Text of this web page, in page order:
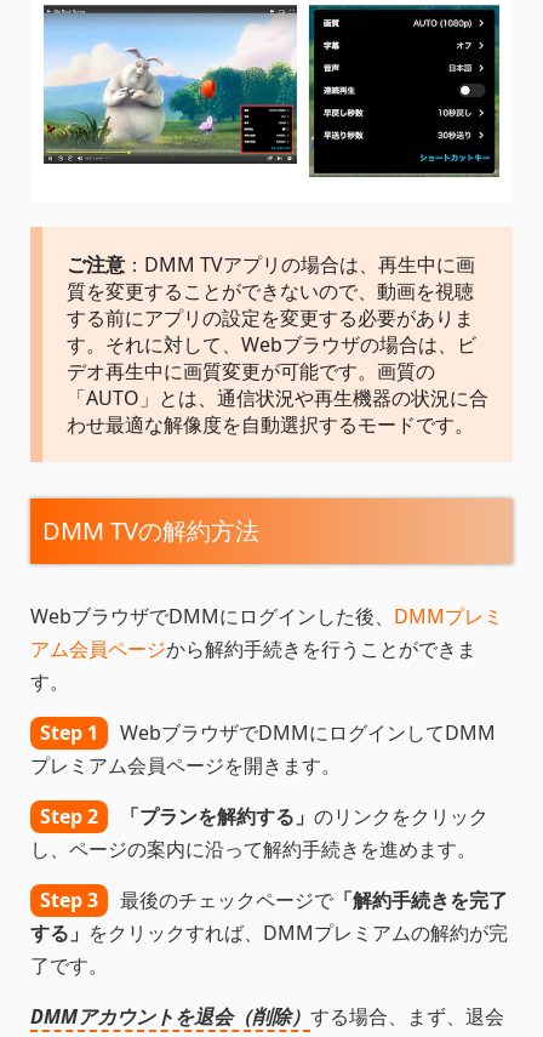
ご注意 ：DMM TVアプリの場合は、再生中に画
質を変更することができないので、動画を視聴
する前にアプリの設定を変更する必要がありま
す。それに対して、Webブラウザの場合は、ビ
デオ再生中に画質変更が可能です。画質の
「AUTO」とは、通信状況や再生機器の状況に合
わせ最適な解像度を自動選択するモードです。
DMM TVの解約方法
WebブラウザでDMMにログインした後、 DMMプレミ
アム会員ページから解約手続きを行うことができま
す。
Step 1
WebブラウザでDMMにログインしてDMM
プレミアム会員ページを開きます。
Step 2
「プランを解約する」 のリンクをクリック
し、ページの案内に沿って解約手続きを進めます。
Step 3
最後のチェックページで 「解約手続きを完了
する」 をクリックすれば、DMMプレミアムの解約が完
了です。
DMMアカウントを退会（削除） する場合、まず、退会